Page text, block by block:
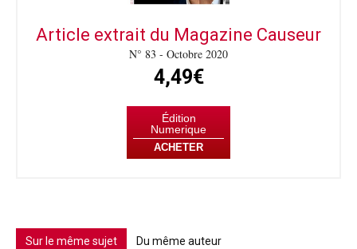
Article extrait du Magazine Causeur
N° 83 - Octobre 2020
4,49€
Édition
Numerique
ACHETER
Sur le même sujet Du même auteur